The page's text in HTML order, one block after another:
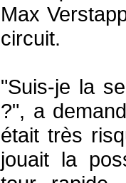
Max
circuit.
"Suis-je la
?", a
était très
jouait la